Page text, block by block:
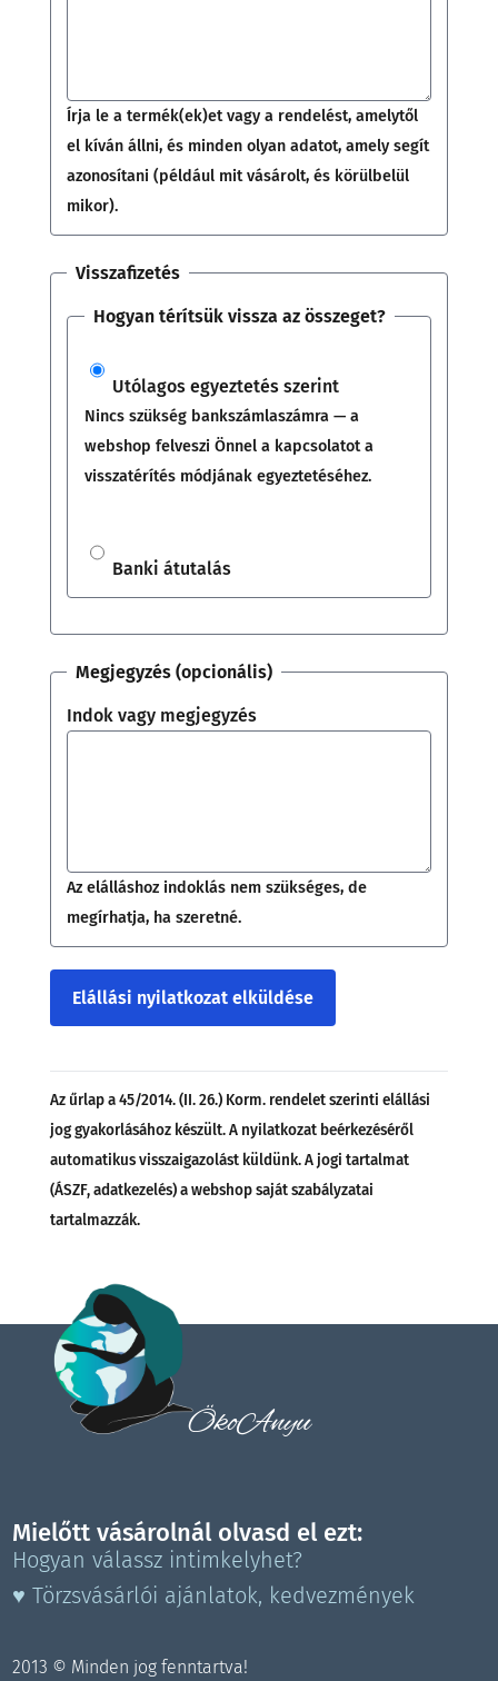
Írja le a termék(ek)et vagy a rendelést, amelytől
el kíván állni, és minden olyan adatot, amely segít
azonosítani (például mit vásárolt, és körülbelül
mikor).
Visszafizetés
Hogyan térítsük vissza az összeget?
Utólagos egyeztetés szerint
Nincs szükség bankszámlaszámra — a
webshop felveszi Önnel a kapcsolatot a
visszatérítés módjának egyeztetéséhez.
Banki átutalás
Megjegyzés (opcionális)
Indok vagy megjegyzés
Az elálláshoz indoklás nem szükséges, de
megírhatja, ha szeretné.
Elállási nyilatkozat elküldése
Az űrlap a 45/2014. (II. 26.) Korm. rendelet szerinti elállási
jog gyakorlásához készült. A nyilatkozat beérkezéséről
automatikus visszaigazolást küldünk. A jogi tartalmat
(ÁSZF, adatkezelés) a webshop saját szabályzatai
tartalmazzák.
ÖkoAnyu
Mielőtt vásárolnál olvasd el ezt:
Hogyan válassz intimkelyhet?
♥ Törzsvásárlói ajánlatok, kedvezmények
2013 © Minden jog fenntartva!